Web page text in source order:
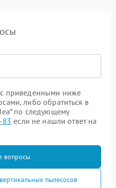
приведенными ниже
либо обратиться в
по следующему
83 если не нашли ответ на
вопросы
пылесосов